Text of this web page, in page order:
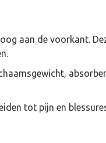
aan de voorkant.
tot pijn en